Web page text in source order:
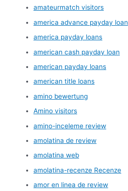
amateurmatch visitors
america advance payday loan
america payday loans
american cash payday loan
american payday loans
american title loans
amino bewertung
Amino visitors
amino-inceleme review
amolatina de review
amolatina web
amolatina-recenze Recenze
amor en linea de review